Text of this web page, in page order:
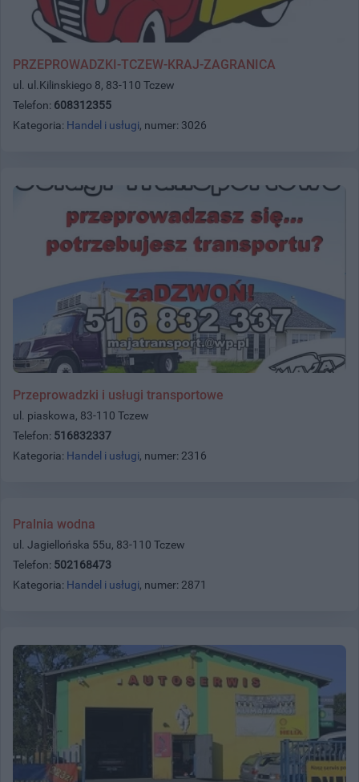
PRZEPROWADZKI-TCZEW-KRAJ-ZAGRANICA
ul. ul.Kilinskiego 8, 83-110 Tczew
Telefon: 608312355
Kategoria: Handel i usługi, numer: 3026
Przeprowadzki i usługi transportowe
ul. piaskowa, 83-110 Tczew
Telefon: 516832337
Kategoria: Handel i usługi, numer: 2316
Pralnia wodna
ul. Jagiellońska 55u, 83-110 Tczew
Telefon: 502168473
Kategoria: Handel i usługi, numer: 2871